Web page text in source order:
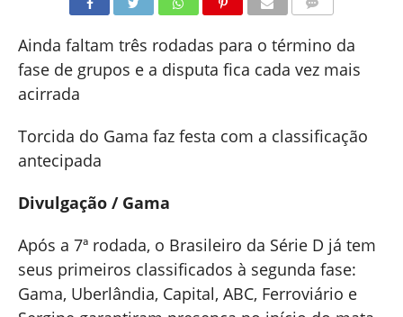
Ainda faltam três rodadas para o término da
fase de grupos e a disputa fica cada vez mais
acirrada
Torcida do Gama faz festa com a classificação
antecipada
Divulgação / Gama
Após a 7ª rodada, o Brasileiro da Série D já tem
seus primeiros classificados à segunda fase:
Gama, Uberlândia, Capital, ABC, Ferroviário e